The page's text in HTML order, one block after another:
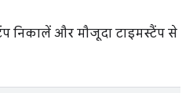
निकालें और मौजूदा टाइमस्टैंप से